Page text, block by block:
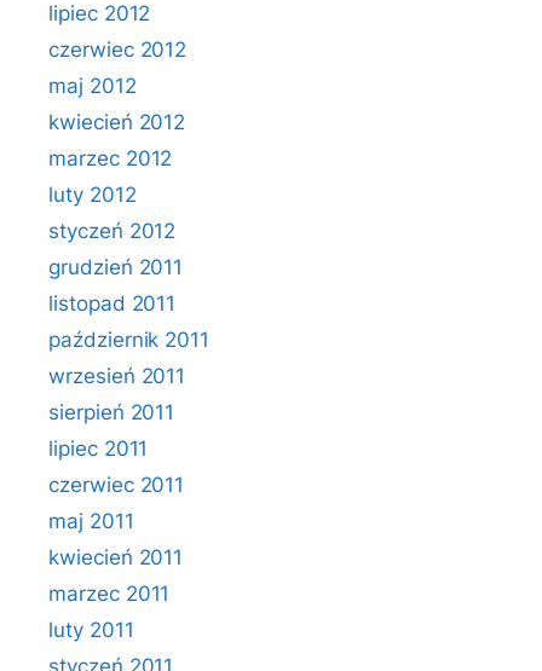
lipiec 2012
czerwiec 2012
maj 2012
kwiecień 2012
marzec 2012
luty 2012
styczeń 2012
grudzień 2011
listopad 2011
październik 2011
wrzesień 2011
sierpień 2011
lipiec 2011
czerwiec 2011
maj 2011
kwiecień 2011
marzec 2011
luty 2011
styczeń 2011